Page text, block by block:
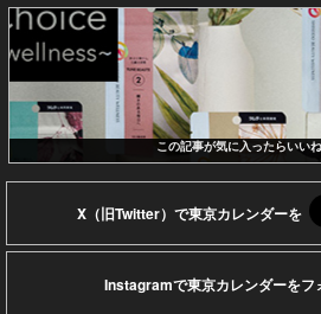
この記事が気に入ったらいい
X（旧Twitter）で東京カレンダーを
Instagramで東京カレンダーをフ